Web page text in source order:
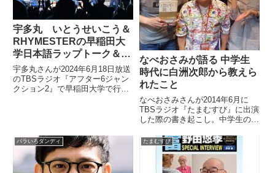
宇多丸 いとうせいこう＆
RHYMESTERの早稲田大
学日本語ラップトーク＆ラ
イブを語る
宇多丸さんが2024年6月18日放送
のTBSラジオ『アフター6ジャン
クション2』で早稲田大学で行わ
なべおさみが語る 中学生
時代に白洲次郎から教えら
れたこと
なべおさみさんが2014年6月に
TBSラジオ『たまむすび』に出演
した際の書き起こし。中学生の時
教えられたことについて話してい
ました。（玉袋筋太郎）まあ、気
になるのがやっぱりその1から行
っちゃってもいいと思うんで...
バラいろダンディ たまむすび